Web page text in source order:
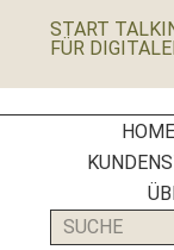
B2B-
Social
Media
Manager
PR-
Agenturen
START
FÜR
HOME
SUCHE